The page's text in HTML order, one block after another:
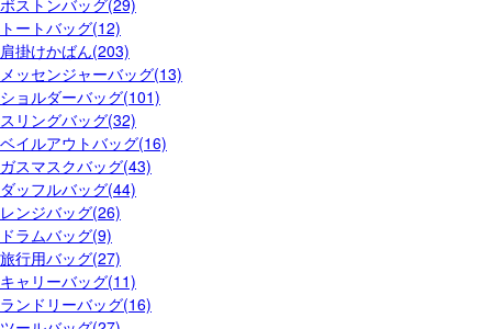
トートバッグ(12)
肩掛けかばん(203)
メッセンジャーバッグ(13)
ショルダーバッグ(101)
スリングバッグ(32)
ベイルアウトバッグ(16)
ガスマスクバッグ(43)
ダッフルバッグ(44)
レンジバッグ(26)
ドラムバッグ(9)
旅行用バッグ(27)
キャリーバッグ(11)
ランドリーバッグ(16)